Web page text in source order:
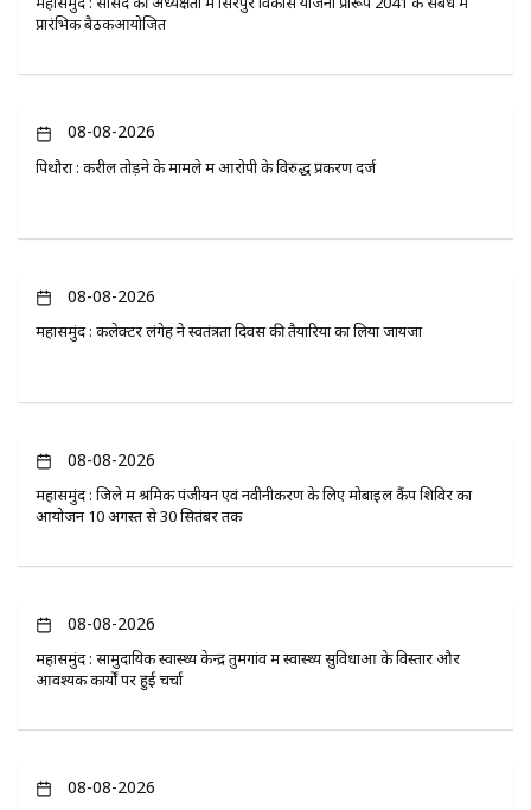
प्रारंभिक बैठकआयोजित
08-08-2026
पिथौरा : करील तोड़ने के मामले में आरोपी के विरुद्ध प्रकरण दर्ज
08-08-2026
महासमुंद : कलेक्टर लंगेह ने स्वतंत्रता दिवस की तैयारियों का लिया जायजा
08-08-2026
महासमुंद : जिले में श्रमिक पंजीयन एवं नवीनीकरण के लिए मोबाइल कैंप शिविर का
आयोजन 10 अगस्त से 30 सितंबर तक
08-08-2026
महासमुंद : सामुदायिक स्वास्थ्य केन्द्र तुमगांव में स्वास्थ्य सुविधाओं के विस्तार और
आवश्यक कार्यों पर हुई चर्चा
08-08-2026